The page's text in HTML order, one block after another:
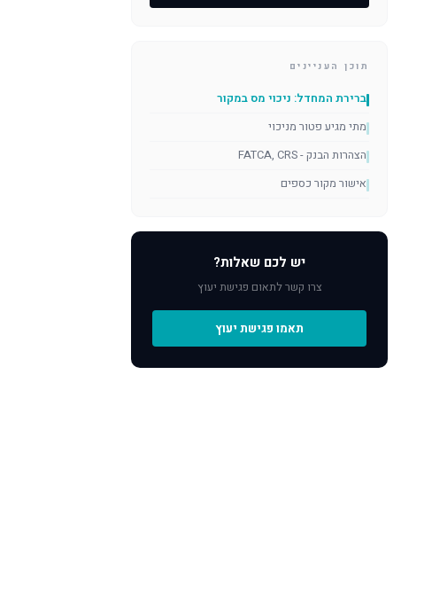
תוכן העניינים
ברירת המחדל: ניכוי מס במקור
מתי מגיע פטור מניכוי
הצהרות הבנק - FATCA, CRS
אישור מקור כספים
יש לכם שאלות?
צרו קשר לתאום פגישת יעוץ
תאמו פגישת יעוץ